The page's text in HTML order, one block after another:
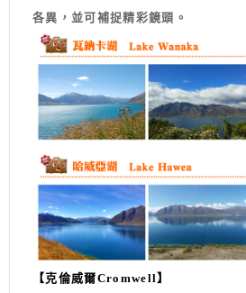
各異，並可補捉精彩鏡頭。
【克倫威爾Cromwell】